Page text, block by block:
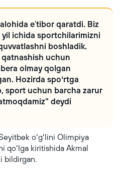
eʼtibor qaratdi. Biz
yil ichida sportchilarimizni
boshladik.
uchun
olmay qolgan
Hozirda spoʻrtga
sport uchun barcha zarur
deydi
oʻgʻlini Olimpiya
qoʻlga kiritishida Akmal
bildirgan.